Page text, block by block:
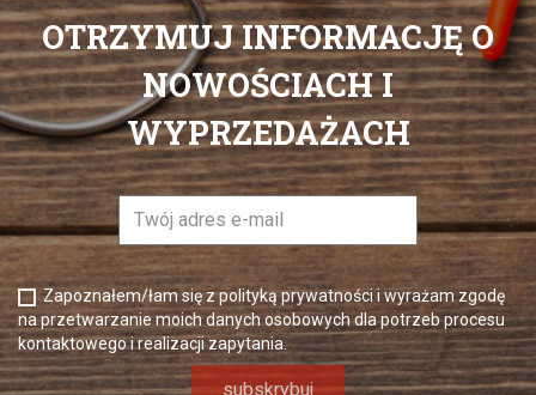
OTRZYMUJ INFORMACJĘ O
NOWOŚCIACH I
WYPRZEDAŻACH
Zapoznałem/łam się z polityką prywatności i wyrażam zgodę
na przetwarzanie moich danych osobowych dla potrzeb procesu
kontaktowego i realizacji zapytania.